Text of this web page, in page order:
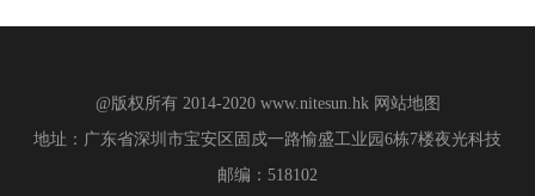
@版权所有 2014-2020 www.nitesun.hk 网站地图
地址：广东省深圳市宝安区固戍一路愉盛工业园6栋7楼夜光科技
邮编：518102